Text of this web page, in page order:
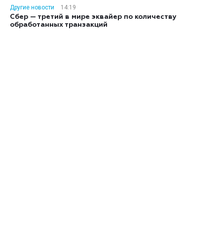
Другие новости
14:19
Сбер — третий в мире эквайер по количеству
обработанных транзакций